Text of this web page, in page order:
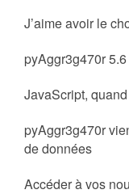
J’aime avoir le
pyAggr3g470r 5.6
JavaScript,
pyAggr3g470r
de données
Accéder à vos